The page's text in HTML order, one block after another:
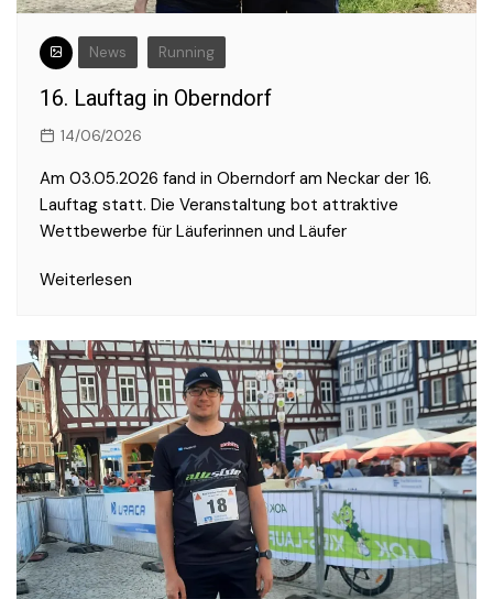
News Running
16. Lauftag in Oberndorf
14/06/2026
Am 03.05.2026 fand in Oberndorf am Neckar der 16.
Lauftag statt. Die Veranstaltung bot attraktive
Wettbewerbe für Läuferinnen und Läufer
Weiterlesen